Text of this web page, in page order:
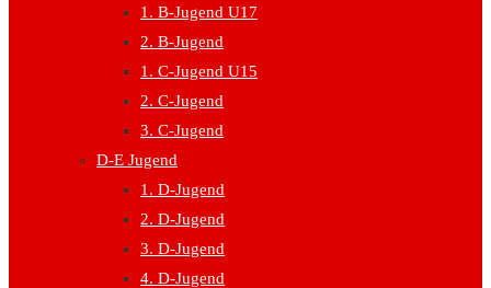
1. B-Jugend U17
2. B-Jugend
1. C-Jugend U15
2. C-Jugend
3. C-Jugend
D-E Jugend
1. D-Jugend
2. D-Jugend
3. D-Jugend
4. D-Jugend